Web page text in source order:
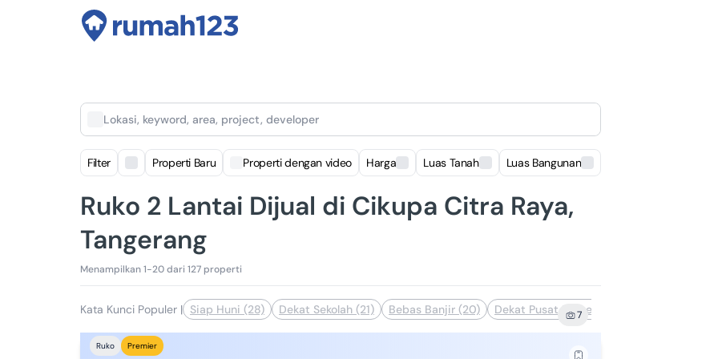
Lokasi, keyword, area, project, developer
Filter Properti Baru Properti dengan video Harga Luas Tanah Luas Bangunan
Ruko 2 Lantai Dijual di Cikupa Citra Raya,
Tangerang
Menampilkan 1-20 dari 127 properti
Kata Kunci Populer | Siap Huni (28) Dekat Sekolah (21) Bebas Banjir (20) Dekat Pusat Perbelanjaan (17)
7
Ruko Premier